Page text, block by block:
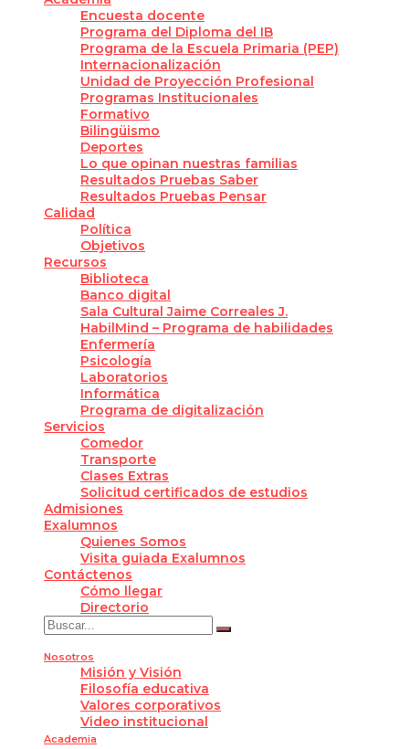
Encuesta docente
Programa del Diploma del IB
Programa de la Escuela Primaria (PEP)
Internacionalización
Unidad de Proyección Profesional
Programas Institucionales
Formativo
Bilingüismo
Deportes
Lo que opinan nuestras familias
Resultados Pruebas Saber
Resultados Pruebas Pensar
Calidad
Política
Objetivos
Recursos
Biblioteca
Banco digital
Sala Cultural Jaime Correales J.
HabilMind – Programa de habilidades
Enfermería
Psicología
Laboratorios
Informática
Programa de digitalización
Servicios
Comedor
Transporte
Clases Extras
Solicitud certificados de estudios
Admisiones
Exalumnos
Quienes Somos
Visita guiada Exalumnos
Contáctenos
Cómo llegar
Directorio
Nosotros
Misión y Visión
Filosofía educativa
Valores corporativos
Video institucional
Academia